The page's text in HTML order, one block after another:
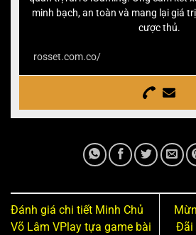
minh bạch, an toàn và mang lại giá
cược thủ.
rosset.com.co/
Đánh giá chi tiết Minh Chủ
Võ Lâm VPlay tựa game bài
Đãi